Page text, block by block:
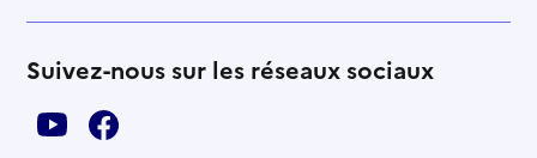
Suivez-nous sur les réseaux sociaux